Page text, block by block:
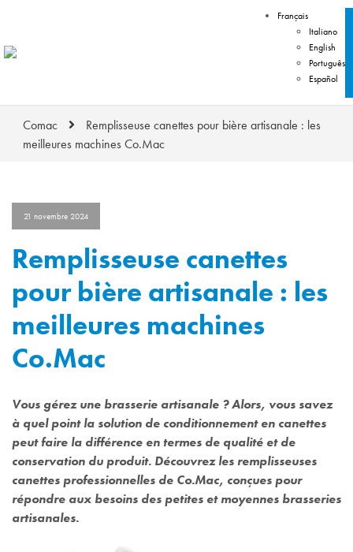
Français
Italiano
English
Português
Español
Comac
Remplisseuse canettes pour bière artisanale : les
meilleures machines Co.Mac
21 novembre 2024
Remplisseuse canettes
pour bière artisanale : les
meilleures machines
Co.Mac
Vous gérez une brasserie artisanale ? Alors, vous savez
à quel point la solution de conditionnement en canettes
peut faire la différence en termes de qualité et de
conservation du produit. Découvrez les remplisseuses
canettes professionnelles de Co.Mac, conçues pour
répondre aux besoins des petites et moyennes brasseries
artisanales.